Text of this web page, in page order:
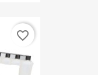
favorite_border